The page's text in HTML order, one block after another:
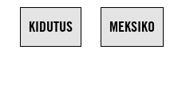
KIDUTUS MEKSIKO